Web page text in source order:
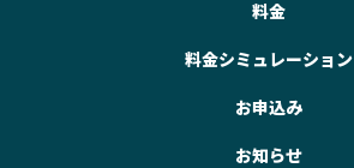
料金
料金シミュレーション
お申込み
お知らせ